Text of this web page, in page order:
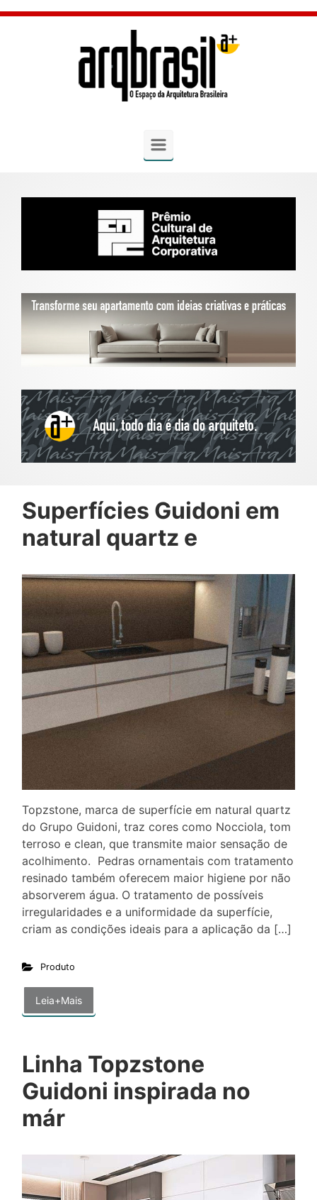
Skip to main content
Superfícies Guidoni em
natural quartz e
Topzstone, marca de superfície em natural quartz
do Grupo Guidoni, traz cores como Nocciola, tom
terroso e clean, que transmite maior sensação de
acolhimento. Pedras ornamentais com tratamento
resinado também oferecem maior higiene por não
absorverem água. O tratamento de possíveis
irregularidades e a uniformidade da superfície,
criam as condições ideais para a aplicação da […]
Produto
Leia+Mais
Linha Topzstone
Guidoni inspirada no
már